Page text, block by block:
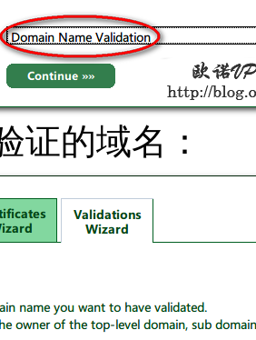
证的域名：